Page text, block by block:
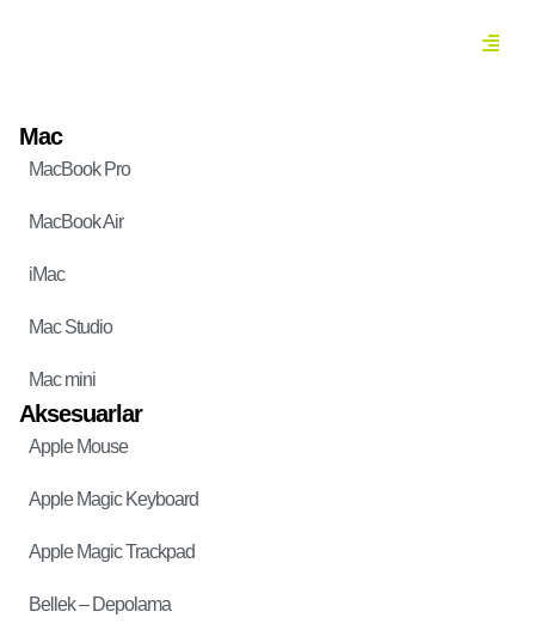
Mac
MacBook Pro
MacBook Air
iMac
Mac Studio
Mac mini
Aksesuarlar
Apple Mouse
Apple Magic Keyboard
Apple Magic Trackpad
Bellek – Depolama